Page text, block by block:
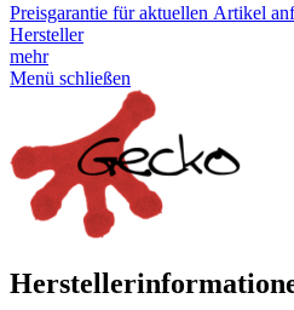
Preisgarantie für aktuellen Artikel
Hersteller
mehr
Menü schließen